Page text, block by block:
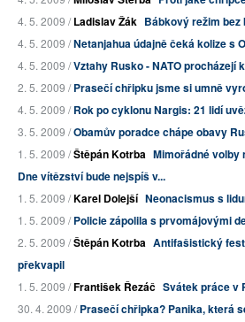
4. 5. 2009 /Ladislav Žák Bábkový režim bez
4. 5. 2009 /Netanjahua údajně čeká kolize s
4. 5. 2009 /Vztahy Rusko - NATO procházejí
2. 5. 2009 /Prasečí chřipku jsme si umně
4. 5. 2009 /Rok po cyklonu Nargis: 21 lidí
3. 5. 2009 /Obamův poradce chápe obavy
1. 5. 2009 /Štěpán Kotrba Mimořádné volby
Dne vítězství bude nejspíš v...
1. 5. 2009 /Karel Dolejší Neonacismus s
1. 5. 2009 /Policie zápolila s prvomájovými
2. 5. 2009 /Štěpán Kotrba Antifašistický
překvapil
1. 5. 2009 /František Řezáč Svátek práce v
30. 4. 2009 /Prasečí chřipka? Panika, která